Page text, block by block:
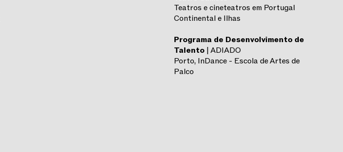
Teatros e cineteatros em Portugal
Continental e Ilhas
Programa de Desenvolvimento de
Talento | ADIADO
Porto, InDance - Escola de Artes de
Palco